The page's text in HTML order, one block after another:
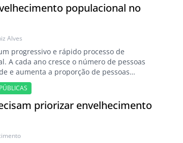
populacional no
Alves
progressivo e rápido processo de
A cada ano cresce o número de pessoas
e aumenta a proporção de pessoas
José Eustáquio Diniz Alves, Adriano
havia 2,6 milhões de idosos,
PÚBLICAS
priorizar envelhecimento